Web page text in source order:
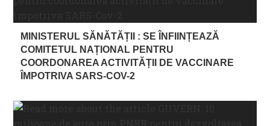
MINISTERUL SĂNĂTĂȚII : SE ÎNFIINȚEAZĂ
COMITETUL NAȚIONAL PENTRU
COORDONAREA ACTIVITĂȚII DE VACCINARE
ÎMPOTRIVA SARS-COV-2